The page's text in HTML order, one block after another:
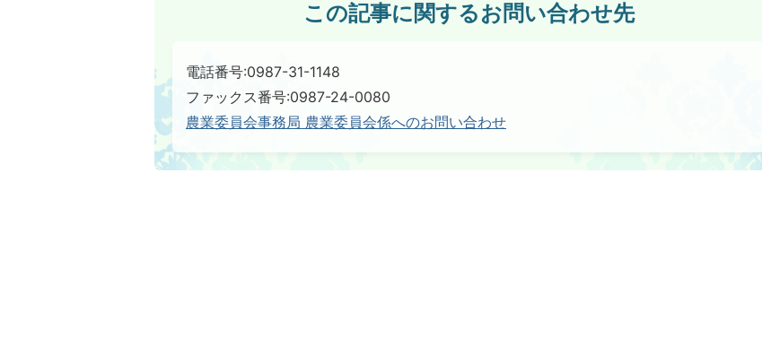
この記事に関するお問い合わせ先
電話番号:0987-31-1148
ファックス番号:0987-24-0080
農業委員会事務局 農業委員会係へのお問い合わせ